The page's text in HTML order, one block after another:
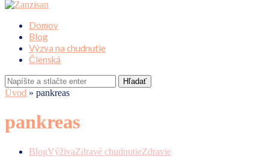
Domov
Blog
Výzva na chudnutie
Členská
Hľadať
Úvod » pankreas
pankreas
BlogVýživaZdravé chudnutieZdravie